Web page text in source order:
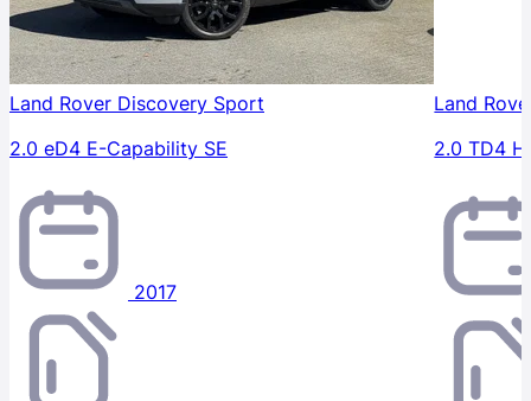
Land Rover Discovery Sport
2.0 eD4 E-Capability SE
2017
Land
2.0 TD4